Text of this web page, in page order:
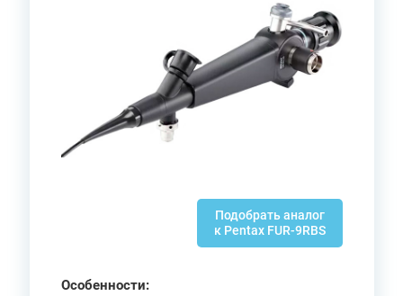
Подобрать аналог
к Pentax FUR-9RBS
Особенности: